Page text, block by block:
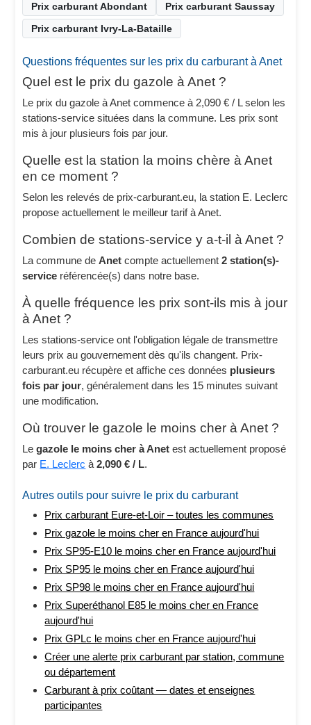
Prix carburant Abondant
Prix carburant Saussay
Prix carburant Ivry-La-Bataille
Questions fréquentes sur les prix du carburant à Anet
Quel est le prix du gazole à Anet ?
Le prix du gazole à Anet commence à 2,090 € / L selon les
stations-service situées dans la commune. Les prix sont
mis à jour plusieurs fois par jour.
Quelle est la station la moins chère à Anet
en ce moment ?
Selon les relevés de prix-carburant.eu, la station E. Leclerc
propose actuellement le meilleur tarif à Anet.
Combien de stations-service y a-t-il à Anet ?
La commune deAnet compte actuellement2 station(s)-
service référencée(s) dans notre base.
À quelle fréquence les prix sont-ils mis à jour
à Anet ?
Les stations-service ont l'obligation légale de transmettre
leurs prix au gouvernement dès qu'ils changent. Prix-
carburant.eu récupère et affiche ces données plusieurs
fois par jour, généralement dans les 15 minutes suivant
une modification.
Où trouver le gazole le moins cher à Anet ?
Legazole le moins cher à Anet est actuellement proposé
par E. Leclerc à2,090 € / L.
Autres outils pour suivre le prix du carburant
Prix carburant Eure-et-Loir – toutes les communes
Prix gazole le moins cher en France aujourd'hui
Prix SP95-E10 le moins cher en France aujourd'hui
Prix SP95 le moins cher en France aujourd'hui
Prix SP98 le moins cher en France aujourd'hui
Prix Superéthanol E85 le moins cher en France
aujourd'hui
Prix GPLc le moins cher en France aujourd'hui
Créer une alerte prix carburant par station, commune
ou département
Carburant à prix coûtant — dates et enseignes
participantes